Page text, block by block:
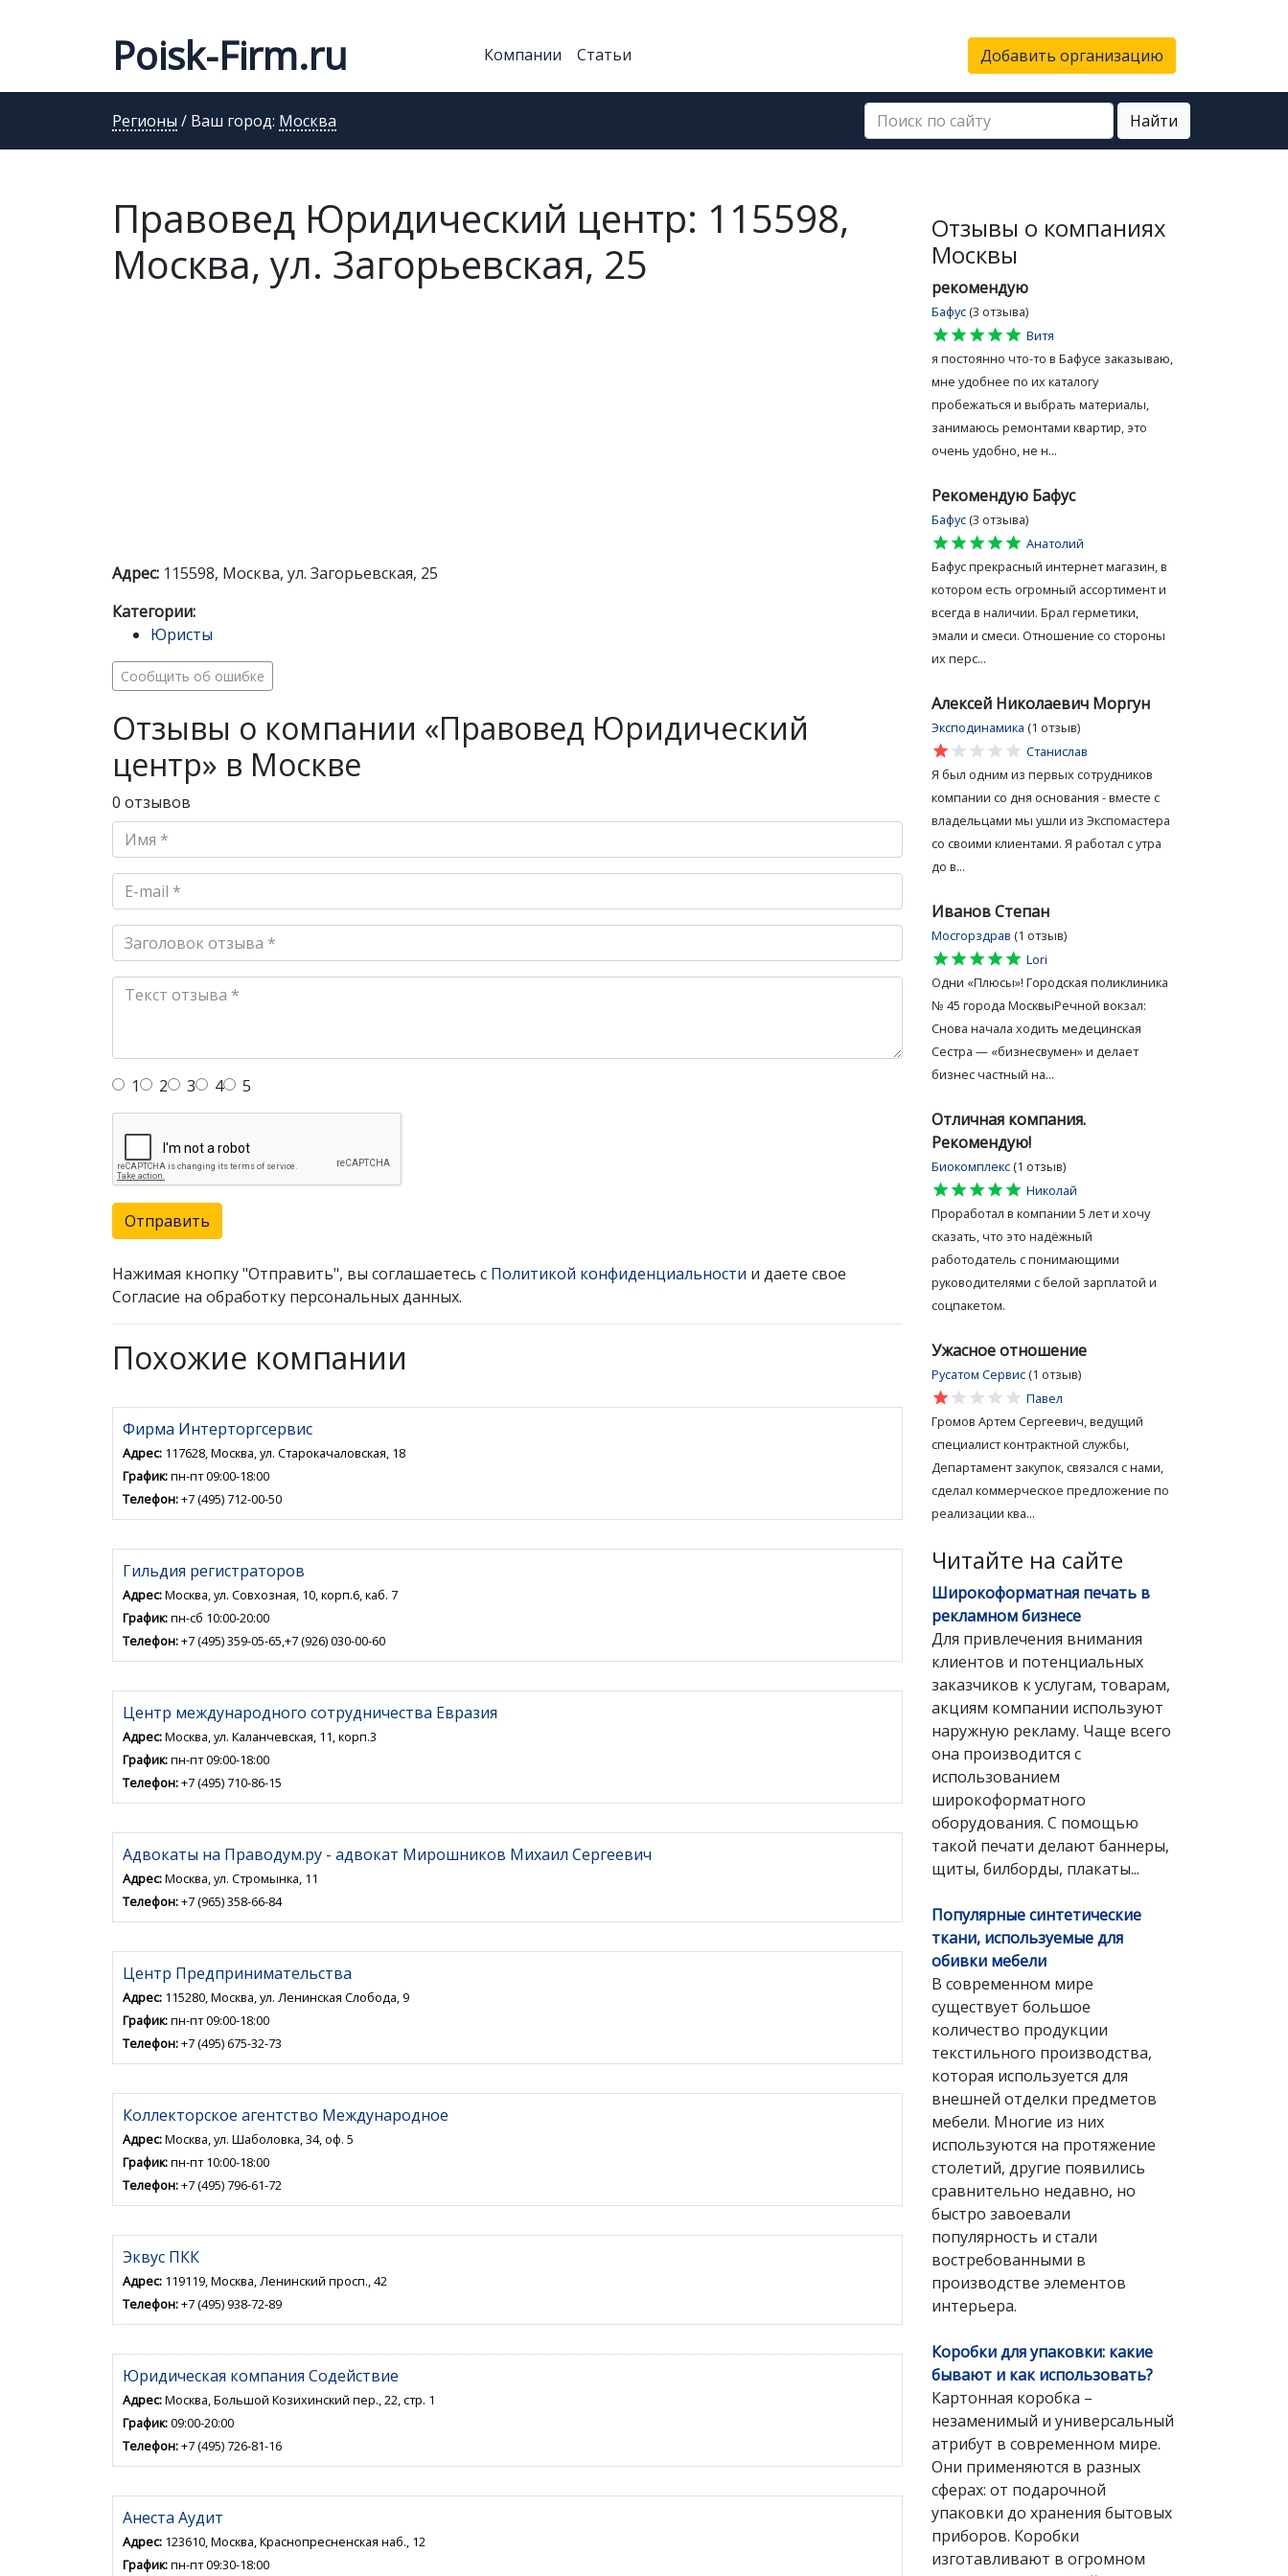
Poisk-Firm.ru Компании Статьи Добавить организацию
Регионы / Ваш город: Москва Найти
Правовед Юридический центр: 115598,
Москва, ул. Загорьевская, 25
Адрес: 115598, Москва, ул. Загорьевская, 25
Категории:
Юристы
Сообщить об ошибке
Отзывы о компании «Правовед Юридический
центр» в Москве
0 отзывов
1 2 3 4 5
Отправить
Нажимая кнопку "Отправить", вы соглашаетесь с Политикой конфиденциальности и даете свое
Согласие на обработку персональных данных.
Похожие компании
Фирма Интерторгсервис
Адрес: 117628, Москва, ул. Старокачаловская, 18
График:пн-пт 09:00-18:00
Телефон:+7 (495) 712-00-50
Гильдия регистраторов
Адрес:Москва, ул. Совхозная, 10, корп.6, каб. 7
График:пн-сб 10:00-20:00
Телефон:+7 (495) 359-05-65,+7 (926) 030-00-60
Центр международного сотрудничества Евразия
Адрес:Москва, ул. Каланчевская, 11, корп.3
График:пн-пт 09:00-18:00
Телефон:+7 (495) 710-86-15
Адвокаты на Праводум.ру - адвокат Мирошников Михаил Сергеевич
Адрес:Москва, ул. Стромынка, 11
Телефон:+7 (965) 358-66-84
Центр Предпринимательства
Адрес: 115280, Москва, ул. Ленинская Слобода, 9
График:пн-пт 09:00-18:00
Телефон:+7 (495) 675-32-73
Коллекторское агентство Международное
Адрес:Москва, ул. Шаболовка, 34, оф. 5
График:пн-пт 10:00-18:00
Телефон:+7 (495) 796-61-72
Эквус ПКК
Адрес: 119119, Москва, Ленинский просп., 42
Телефон:+7 (495) 938-72-89
Юридическая компания Содействие
Адрес:Москва, Большой Козихинский пер., 22, стр. 1
График:09:00-20:00
Телефон:+7 (495) 726-81-16
Анеста Аудит
Адрес: 123610, Москва, Краснопресненская наб., 12
График:пн-пт 09:30-18:00
Отзывы о компаниях
Москвы
рекомендую
Бафус (3 отзыва)
star
star
star
star
star
Витя
я постоянно что-то в Бафусе заказываю,
мне удобнее по их каталогу
пробежаться и выбрать материалы,
занимаюсь ремонтами квартир, это
очень удобно, не н...
Рекомендую Бафус
Бафус (3 отзыва)
star
star
star
star
star
Анатолий
Бафус прекрасный интернет магазин, в
котором есть огромный ассортимент и
всегда в наличии. Брал герметики,
эмали и смеси. Отношение со стороны
их перс...
Алексей Николаевич Моргун
Эксподинамика (1 отзыв)
star
star
star
star
star
Станислав
Я был одним из первых сотрудников
компании со дня основания - вместе с
владельцами мы ушли из Экспомастера
со своими клиентами. Я работал с утра
до в...
Иванов Степан
Мосгорздрав (1 отзыв)
star
star
star
star
star
Lori
Одни «Плюсы»! Городская поликлиника
№ 45 города МосквыРечной вокзал:
Снова начала ходить медецинская
Сестра — «бизнесвумен» и делает
бизнес частный на...
Отличная компания.
Рекомендую!
Биокомплекс (1 отзыв)
star
star
star
star
star
Николай
Проработал в компании 5 лет и хочу
сказать, что это надёжный
работодатель с понимающими
руководителями с белой зарплатой и
соцпакетом.
Ужасное отношение
Русатом Сервис (1 отзыв)
star
star
star
star
star
Павел
Громов Артем Сергеевич, ведущий
специалист контрактной службы,
Департамент закупок, связался с нами,
сделал коммерческое предложение по
реализации ква...
Читайте на сайте
Широкоформатная печать в
рекламном бизнесе
Для привлечения внимания
клиентов и потенциальных
заказчиков к услугам, товарам,
акциям компании используют
наружную рекламу. Чаще всего
она производится с
использованием
широкоформатного
оборудования. С помощью
такой печати делают баннеры,
щиты, билборды, плакаты...
Популярные синтетические
ткани, используемые для
обивки мебели
В современном мире
существует большое
количество продукции
текстильного производства,
которая используется для
внешней отделки предметов
мебели. Многие из них
используются на протяжение
столетий, другие появились
сравнительно недавно, но
быстро завоевали
популярность и стали
востребованными в
производстве элементов
интерьера.
Коробки для упаковки: какие
бывают и как использовать?
Картонная коробка –
незаменимый и универсальный
атрибут в современном мире.
Они применяются в разных
сферах: от подарочной
упаковки до хранения бытовых
приборов. Коробки
изготавливают в огромном